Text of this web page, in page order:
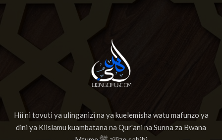
Hii ni tovuti ya ulinganizi na ya kuelemisha watu mafunzo ya
dini ya Kiislamu kuambatana na Qur'ani na Sunna za Bwana